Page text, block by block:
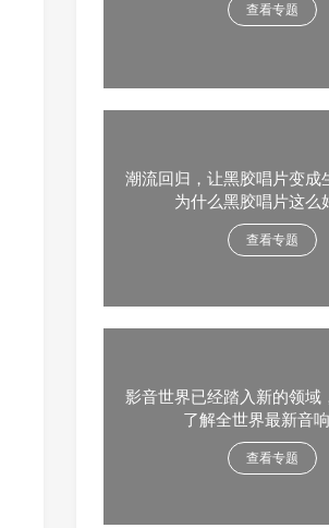
查看专题
潮流回归，让黑胶唱片变成
为什么黑胶唱片这么
查看专题
影音世界已经踏入新的领域
了解全世界最新音
查看专题